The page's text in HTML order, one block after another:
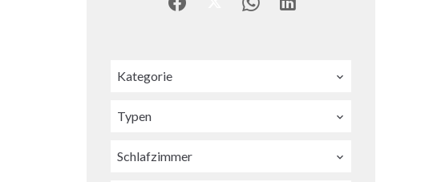
Kategorie
Typen
Schlafzimmer